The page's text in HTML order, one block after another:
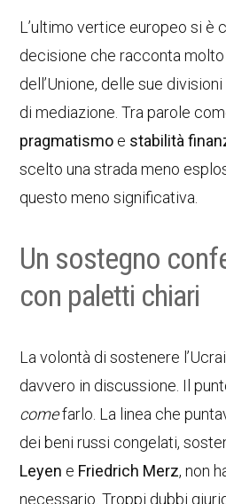
L’ultimo vertice europeo si è
decisione che racconta
dell’Unione, delle sue
di mediazione. Tra parole
pragmatismo e stabilità
scelto una strada meno
questo meno significativa.
Un sostegno
con paletti chiari
La volontà di sostenere
davvero in discussione. Il
comefarlo. La linea che
dei beni russi congelati,
Leyen e Friedrich Merz, non
necessario. Troppi dubbi